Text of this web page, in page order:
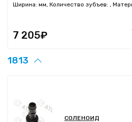
Ширина: мм, Количество зубъев: ,
7 205₽
1813
СОЛЕНОИД